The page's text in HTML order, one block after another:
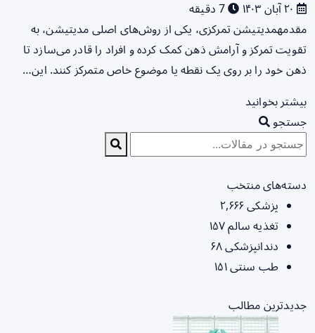
7 دقیقه
مقدمهمدیتیشن تمرکزی، یکی از روش‌های اصلی مدیتیشن، به
تقویت تمرکز و آرامش ذهن کمک کرده و افراد را قادر می‌سازد تا
ذهن خود را بر روی یک نقطه یا موضوع خاص متمرکز کنند. این…
بیشتر بخوانید
جستجو
دسته‌های منتخب
پزشکی۲,۶۶۶
تغذیه سالم۱۵۷
دندانپزشکی۶۸
طب سنتی۱۵۱
جدیدترین مطالب